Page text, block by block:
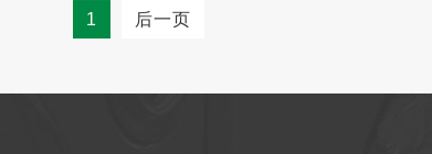
1 后一页